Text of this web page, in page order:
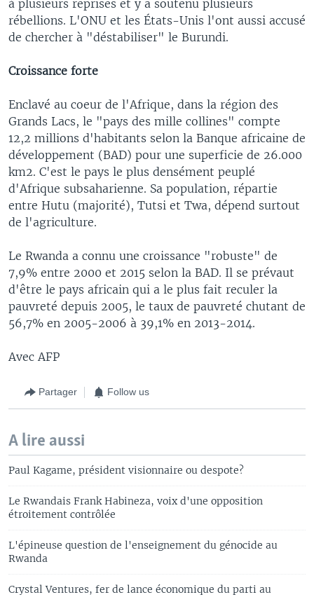
à plusieurs reprises et y a soutenu plusieurs
rébellions. L'ONU et les États-Unis l'ont aussi accusé
de chercher à "déstabiliser" le Burundi.
Croissance forte
Enclavé au coeur de l'Afrique, dans la région des
Grands Lacs, le "pays des mille collines" compte
12,2 millions d'habitants selon la Banque africaine de
développement (BAD) pour une superficie de 26.000
km2. C'est le pays le plus densément peuplé
d'Afrique subsaharienne. Sa population, répartie
entre Hutu (majorité), Tutsi et Twa, dépend surtout
de l'agriculture.
Le Rwanda a connu une croissance "robuste" de
7,9% entre 2000 et 2015 selon la BAD. Il se prévaut
d'être le pays africain qui a le plus fait reculer la
pauvreté depuis 2005, le taux de pauvreté chutant de
56,7% en 2005-2006 à 39,1% en 2013-2014.
Avec AFP
Partager Follow us
A lire aussi
Paul Kagame, président visionnaire ou despote?
Le Rwandais Frank Habineza, voix d'une opposition
étroitement contrôlée
L'épineuse question de l'enseignement du génocide au
Rwanda
Crystal Ventures, fer de lance économique du parti au